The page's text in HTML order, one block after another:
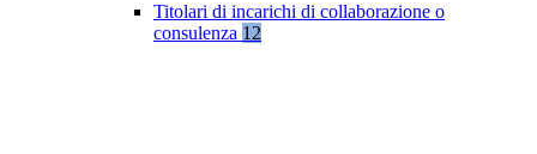
Titolari di incarichi di collaborazione o
consulenza 12